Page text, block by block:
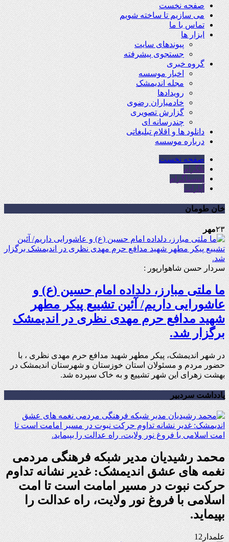
صفحه نخست
می سازیم تا ساخته شویم
تماس با ما
ابزار ها
پیوندهای سایت
جستجوی پیشرفته
گروه خبری
اخبار موسسه
مجله اندیمشک
رویدادها
خادمیاران رضوی
گزارش تصویری
چندرسانه ای
دانلود ها و اقلام تبلیغاتی
درباره موسسه
صفحه نخست
تلگرام
اینستاگرام
آپارات
خان طومان
۲۳مهر
سردار حسن شاهوارپور :
ما ملتی مبارز، دلداده امام حسین (ع) و
عاشورایی داریم/ آئین تشییع پیکر مطهر
شهید مدافع حرم مهدی نظری در اندیمشک
برگزار شد.
در شهر اندیمشک، پیکر مطهر شهید مدافع حرم مهدی نظری ، با
حضور مردم و مسئولان استان خوزستان و شهرستان اندیمشک در
بهشت زهرای این شهر تشییع و به خاک سپرده شد.
یادداشت سردبیر
محمد رشیدیان مدیر شبکه فرهنگی مردمی
نغمه های عشق اندیمشک: غدیر نشانه تداوم
حرکت نبوت در مسیر امامت است تا امت
اسلامی با فروغ نور ولایت، راه عدالت را
بپیماید.
علمدار12